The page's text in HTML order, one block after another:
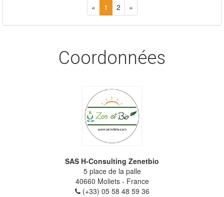
« 1 2 »
Coordonnées
SAS H-Consulting Zenetbio
5 place de la palle
40660 Moliets- France
(+33) 05 58 48 59 36